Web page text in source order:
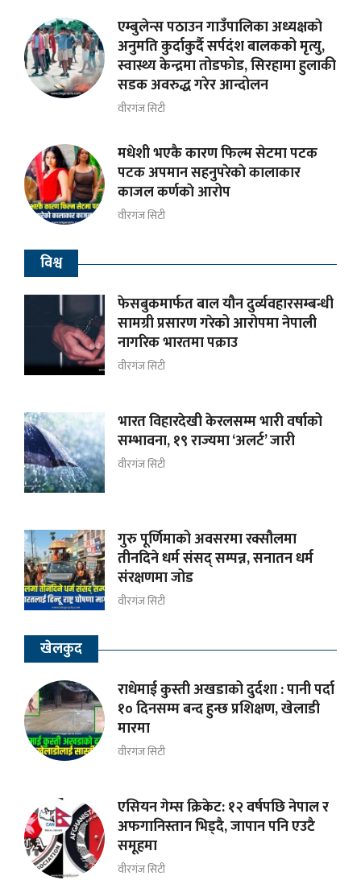
एम्बुलेन्स पठाउन गाउँपालिका अध्यक्षकाे
अनुमति कुर्दाकुर्दै सर्पदंश बालकको मृत्यु,
स्वास्थ्य केन्द्रमा तोडफोड, सिरहामा हुलाकी
सडक अवरुद्ध गरेर आन्दोलन
वीरगंज सिटी
मधेशी भएकै कारण फिल्म सेटमा पटक
पटक अपमान सहनुपरेकाे कालाकार
काजल कर्णकाे आरोप
वीरगंज सिटी
विश्व
फेसबुकमार्फत बाल यौन दुर्व्यवहारसम्बन्धी
सामग्री प्रसारण गरेको आरोपमा नेपाली
नागरिक भारतमा पक्राउ
वीरगंज सिटी
भारत विहारदेखी केरलसम्म भारी वर्षाको
सम्भावना, १९ राज्यमा ‘अलर्ट’ जारी
वीरगंज सिटी
गुरु पूर्णिमाको अवसरमा रक्सौलमा
तीनदिने धर्म संसद् सम्पन्न, सनातन धर्म
संरक्षणमा जोड
वीरगंज सिटी
खेलकुद
राधेमाई कुस्ती अखडाको दुर्दशा : पानी पर्दा
१० दिनसम्म बन्द हुन्छ प्रशिक्षण, खेलाडी
मारमा
वीरगंज सिटी
एसियन गेम्स क्रिकेट: १२ वर्षपछि नेपाल र
अफगानिस्तान भिड्दै, जापान पनि एउटै
समूहमा
वीरगंज सिटी